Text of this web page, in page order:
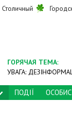
Столичный
ГОРЯЧАЯ ТЕМА:
УВАГА:
ПОДІЇ